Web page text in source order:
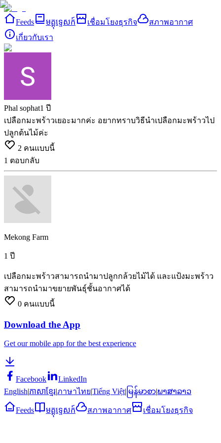
Feeds មគ្គុទ្ទេសក៍ เชื่อมโยงธุรกิจ
สภาพอากาศ
เกี่ยวกับเรา
Phal sophat1 ปี
เปลือกมะพร้าวเยอะมากค่ะ อยากทราบวิธีนำเปลือกมะพร้าวไป
ปลูกต้นไม้ค่ะ
2 คนแบบนี้
1 ตอบกลับ
Mekong Farm
1 ปี
เปลือกมะพร้าวสามารถนำมาปลูกกล้วยไม้ได้ และแป้งมะพร้าว
สามารถนำมาขยายพันธุ์ชั้นอากาศได้
0 คนแบบนี้
Download the App
Get our mobile app for the best experience
Facebook
LinkedIn
English|ភាសាខ្មែរ|ภาษาไทย|Tiếng Việt| မြန်မာစာ|ພາສາລາວ
Feeds មគ្គុទ្ទេសក៍ สภาพอากาศ เชื่อมโยงธุรกิจ